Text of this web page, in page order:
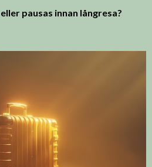
pausas innan långresa?